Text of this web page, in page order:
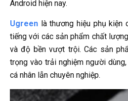
Android hiện nay.
Ugreen là thương hiệu phụ kiện
tiếng với các sản phẩm chất
và độ bền vượt trội. Các sản
trọng vào trải nghiệm người
cá nhân lẫn chuyên nghiệp.